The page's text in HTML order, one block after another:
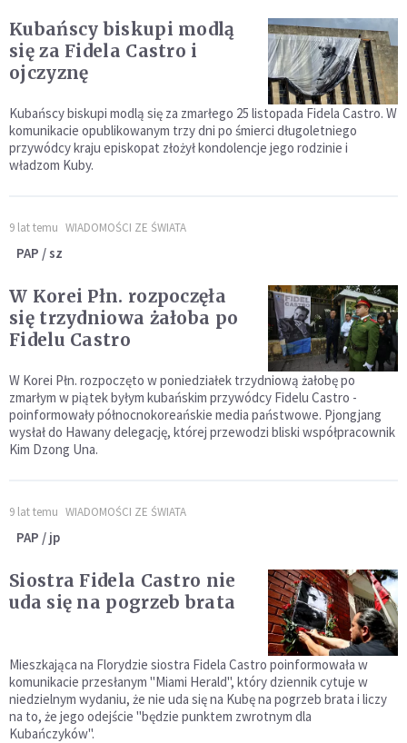
Kubańscy biskupi modlą
się za Fidela Castro i
ojczyznę
Kubańscy biskupi modlą się za zmarłego 25 listopada Fidela Castro. W
komunikacie opublikowanym trzy dni po śmierci długoletniego
przywódcy kraju episkopat złożył kondolencje jego rodzinie i
władzom Kuby.
9 lat temu WIADOMOŚCI ZE ŚWIATA
PAP / sz
W Korei Płn. rozpoczęła
się trzydniowa żałoba po
Fidelu Castro
W Korei Płn. rozpoczęto w poniedziałek trzydniową żałobę po
zmarłym w piątek byłym kubańskim przywódcy Fidelu Castro -
poinformowały północnokoreańskie media państwowe. Pjongjang
wysłał do Hawany delegację, której przewodzi bliski współpracownik
Kim Dzong Una.
9 lat temu WIADOMOŚCI ZE ŚWIATA
PAP / jp
Siostra Fidela Castro nie
uda się na pogrzeb brata
Mieszkająca na Florydzie siostra Fidela Castro poinformowała w
komunikacie przesłanym "Miami Herald", który dziennik cytuje w
niedzielnym wydaniu, że nie uda się na Kubę na pogrzeb brata i liczy
na to, że jego odejście "będzie punktem zwrotnym dla
Kubańczyków".